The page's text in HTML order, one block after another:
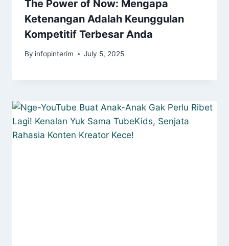
The Power of Now: Mengapa
Ketenangan Adalah Keunggulan
Kompetitif Terbesar Anda
By infopinterim July 5, 2025